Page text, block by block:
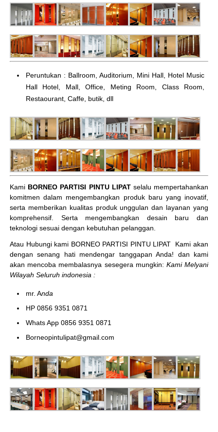
Peruntukan : Ballroom, Auditorium, Mini Hall, Hotel Music
Hall Hotel, Mall, Office, Meting Room, Class Room,
Restaourant, Caffe, butik, dll
Kami BORNEO PARTISI PINTU LIPATselalu mempertahankan
komitmen dalam mengembangkan produk baru yang inovatif,
serta memberikan kualitas produk unggulan dan layanan yang
komprehensif. Serta mengembangkan desain baru dan
teknologi sesuai dengan kebutuhan pelanggan.
Atau Hubungi kami BORNEO PARTISI PINTU LIPAT
Kami akan
dengan senang hati mendengar tanggapan Anda! dan kami
akan mencoba membalasnya sesegera mungkin: Kami Melyani
Wilayah Seluruh indonesia :
mr. Anda
HP 0856 9351 0871
Whats App 0856 9351 0871
Borneopintulipat@gmail.com